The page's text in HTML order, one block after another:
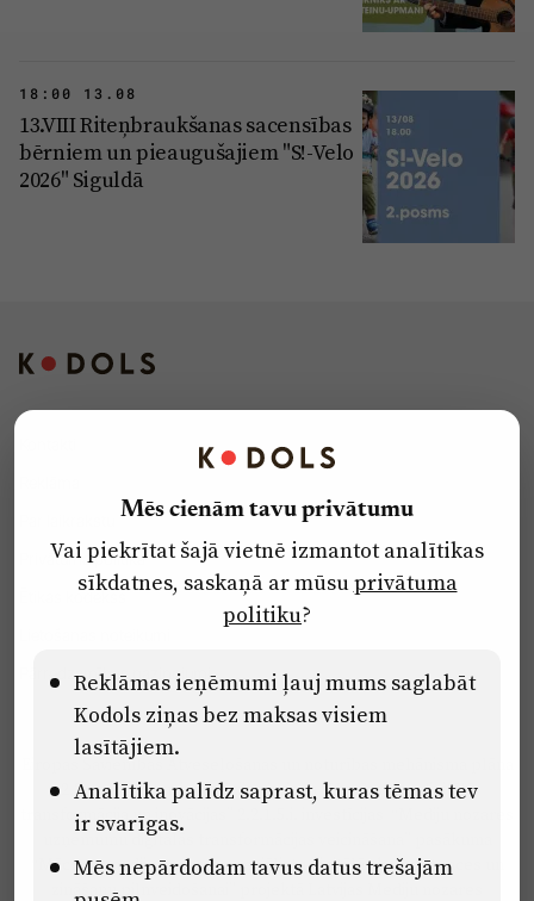
18:00 13.08
13.VIII Riteņbraukšanas sacensības
bērniem un pieaugušajiem "S!-Velo
2026" Siguldā
Privātuma politika
Ētikas kodekss
Pārredzamības paziņojumi
Eiropas Savienības Atveseļošanas un noturības mehānisma plāna
2.2. reformu un investīciju virziena “Uzņēmumu digitālā
transformācija un inovācijas” 2.2.1.5.i. investīcijas “Mediju nozares
uzņēmumu digitālās transformācijas veicināšana” pasākuma
“Mācības mediju nozares speciālistu digitālās kompetences un
zināšanu pilnveidošanai” projektā Latvijas Mediju nozares
Mēs cienām tavu privātumu
Vai piekrītat šajā vietnē izmantot analītikas
sīkdatnes, saskaņā ar mūsuprivātuma
politiku?
Reklāmas ieņēmumi ļauj mums saglabāt
Kodols ziņas bez maksas visiem
lasītājiem.
Analītika palīdz saprast, kuras tēmas tev
ir svarīgas.
Mēs nepārdodam tavus datus trešajām